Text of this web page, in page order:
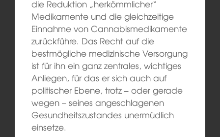
die Reduktion „herkömmlicher“
Medikamente und die gleichzeitige
Einnahme von Cannabismedikamente
zurückführe. Das Recht auf die
bestmögliche medizinische Versorgung
ist für ihn ein ganz zentrales, wichtiges
Anliegen, für das er sich auch auf
politischer Ebene, trotz – oder gerade
wegen – seines angeschlagenen
Gesundheitszustandes unermüdlich
einsetze.